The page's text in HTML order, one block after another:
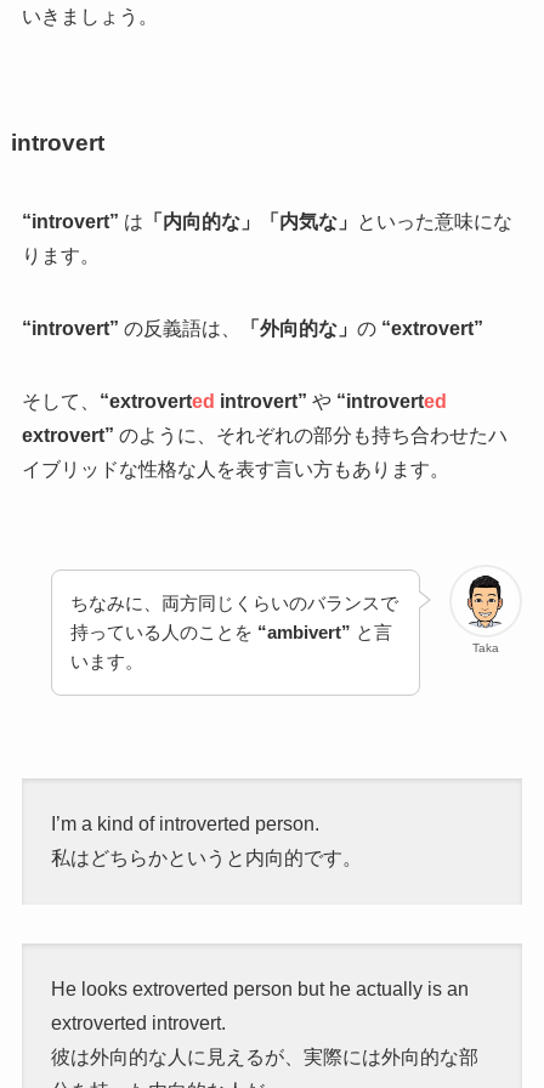
いきましょう。
introvert
“introvert” は 「内向的な」「内気な」
といった意味にな
ります。
“introvert” の反義語は、 「外向的な」 の “extrovert”
そして、 “extroverted introvert” や “introverted
extrovert” のように、それぞれの部分も持ち合わせたハ
イブリッドな性格な人を表す言い方もあります。
Taka
ちなみに、両方同じくらいのバランスで
持っている人のことを “ambivert” と言
います。
I’m a kind of introverted person.
私はどちらかというと内向的です。
He looks extroverted person but he actually is an
extroverted introvert.
彼は外向的な人に見えるが、実際には外向的な部